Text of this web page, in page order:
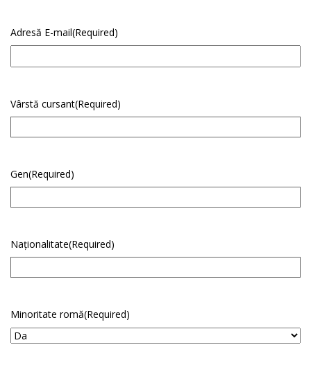
Adresă E-mail(Required)
Vârstă cursant(Required)
Gen(Required)
Naționalitate(Required)
Minoritate romă(Required)